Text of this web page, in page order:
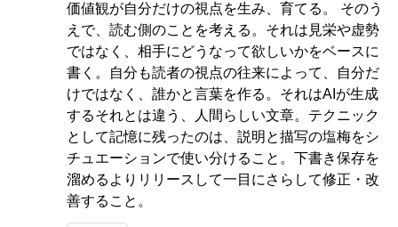
価値観が自分だけの視点を生み、育てる。 そのう
えで、読む側のことを考える。それは見栄や虚勢
ではなく、相手にどうなって欲しいかをベースに
書く。自分も読者の視点の往来によって、自分だ
けではなく、誰かと言葉を作る。それはAIが生成
するそれとは違う、人間らしい文章。テクニック
として記憶に残ったのは、説明と描写の塩梅をシ
チュエーションで使い分けること。下書き保存を
溜めるよりリリースして一目にさらして修正・改
善すること。